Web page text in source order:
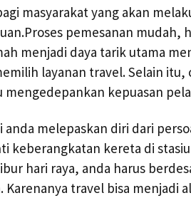
masyarakat yang akan
pemesanan mudah,
menjadi daya tarik utama
layanan travel. Selain itu,
mengedepankan kepuasan
melepaskan diri dari
keberangkatan kereta di
hari raya, anda harus
Karenanya travel bisa menjadi